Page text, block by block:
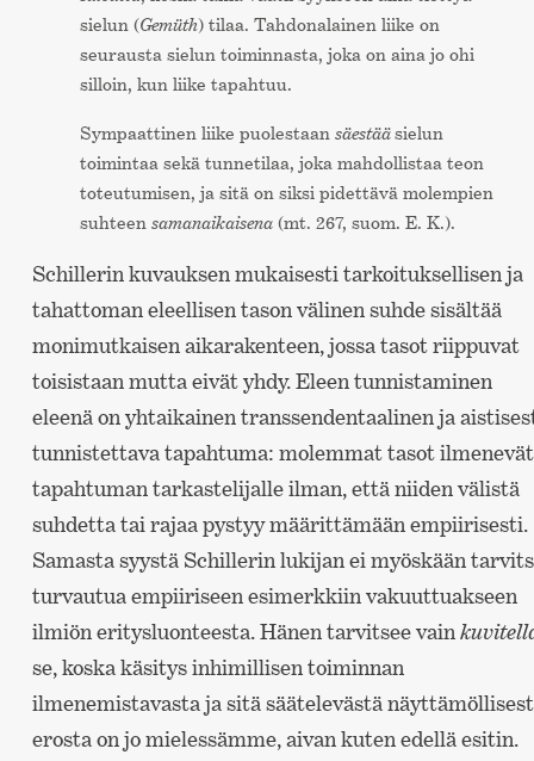
sielun (Gemüth) tilaa. Tahdonalainen liike on
seurausta sielun toiminnasta, joka on aina jo ohi
silloin, kun liike tapahtuu.
Sympaattinen liike puolestaan säestääsielun
toimintaa sekä tunnetilaa, joka mahdollistaa teon
toteutumisen, ja sitä on siksi pidettävä molempien
suhteen samanaikaisena(mt. 267, suom. E. K.).
Schillerin kuvauksen mukaisesti tarkoituksellisen ja
tahattoman eleellisen tason välinen suhde sisältää
monimutkaisen aikarakenteen, jossa tasot riippuvat
toisistaan mutta eivät yhdy. Eleen tunnistaminen
eleenä on yhtaikainen transsendentaalinen ja
tunnistettava tapahtuma: molemmat tasot ilmenevät
tapahtuman tarkastelijalle ilman, että niiden välistä
suhdetta tai rajaa pystyy määrittämään empiirisesti.
Samasta syystä Schillerin lukijan ei myöskään
turvautua empiiriseen esimerkkiin vakuuttuakseen
ilmiön eritysluonteesta. Hänen tarvitsee vain
se, koska käsitys inhimillisen toiminnan
ilmenemistavasta ja sitä säätelevästä
erosta on jo mielessämme, aivan kuten edellä esitin.